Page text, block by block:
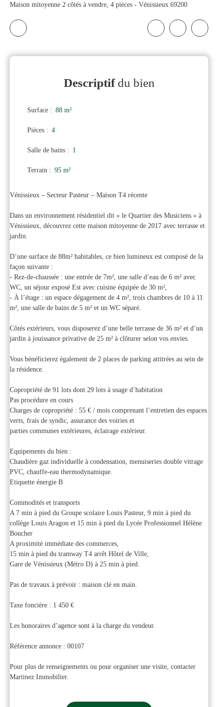
Maison mitoyenne 2 côtés à vendre, 4 pièces - Vénissieux 69200
Descriptifdu bien
Surface : 88 m²
Pièces : 4
Salle de bains : 1
Terrain : 95 m²
Vénissieux – Secteur Pasteur – Maison T4 récente
Dans un environnement résidentiel dit « le Quartier des Musiciens » à
Vénissieux, découvrez cette maison mitoyenne de 2017 avec terrasse et
jardin.
D’une surface de 88m² habitables, ce bien lumineux est composé de la
façon suivante :
- Rez-de-chaussée : une entrée de 7m², une salle d’eau de 6 m² avec
WC, un séjour exposé Est avec cuisine équipée de 30 m²,
- À l’étage : un espace dégagement de 4 m², trois chambres de 10 à 11
m², une salle de bains de 5 m² et un WC séparé.
Côtés extérieurs, vous disposerez d’une belle terrasse de 36 m² et d’un
jardin à jouissance privative de 25 m² à clôturer selon vos envies.
Vous bénéficierez également de 2 places de parking attitrées au sein de
la résidence.
Copropriété de 91 lots dont 29 lots à usage d’habitation
Pas procédure en cours
Charges de copropriété : 55 € / mois comprenant l’entretien des espaces
verts, frais de syndic, assurance des voiries et
parties communes extérieures, éclairage extérieur.
Equipements du bien :
Chaudière gaz individuelle à condensation, menuiseries double vitrage
PVC, chauffe-eau thermodynamique.
Etiquette énergie B
Commodités et transports
A 7 min à pied du Groupe scolaire Louis Pasteur, 9 min à pied du
collège Louis Aragon et 15 min à pied du Lycée Professionnel Hélène
Boucher
A proximité immédiate des commerces,
15 min à pied du tramway T4 arrêt Hôtel de Ville,
Gare de Vénissieux (Métro D) à 25 min à pied.
Pas de travaux à prévoir : maison clé en main.
Taxe foncière : 1 450 €
Les honoraires d’agence sont à la charge du vendeur.
Référence annonce : 00107
Pour plus de renseignements ou pour organiser une visite, contacter
Martinez Immobilier.